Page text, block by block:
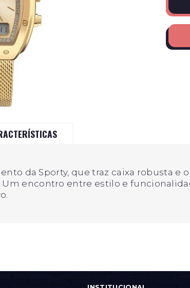
da Sporty, que traz caixa robusta
encontro entre estilo e